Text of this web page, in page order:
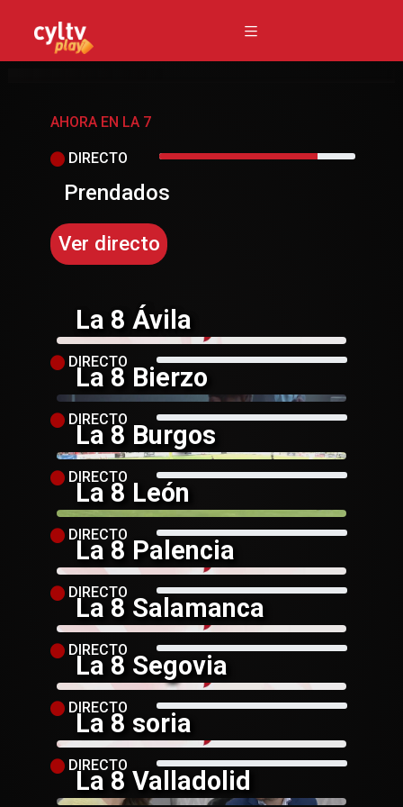
La7
AHORA EN LA 7
DIRECTO
Prendados
Ver directo
La 8 Ávila
DIRECTO
La 8 Bierzo
DIRECTO
La 8 Burgos
DIRECTO
La 8 León
DIRECTO
La 8 Palencia
DIRECTO
La 8 Salamanca
DIRECTO
La 8 Segovia
DIRECTO
La 8 soria
DIRECTO
La 8 Valladolid